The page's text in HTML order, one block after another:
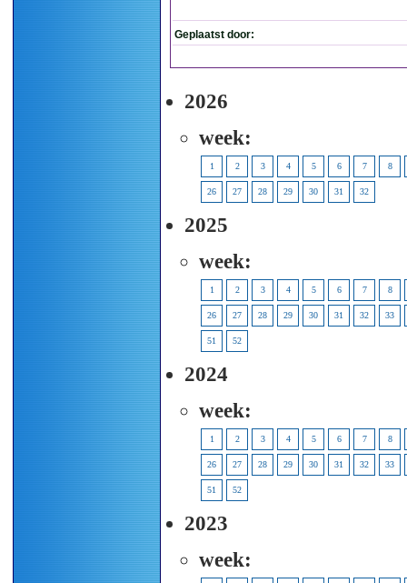
Geplaatst door:
2026
week:
1 2 3 4 5 6 7 8
26 27 28 29 30 31 32
2025
week:
1 2 3 4 5 6 7 8
26 27 28 29 30 31 32 33
51 52
2024
week:
1 2 3 4 5 6 7 8
26 27 28 29 30 31 32 33
51 52
2023
week: